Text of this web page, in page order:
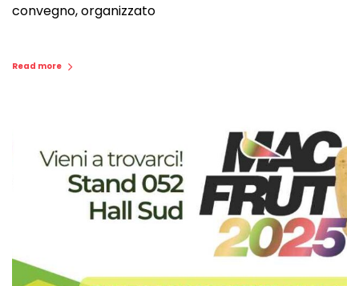
convegno, organizzato
Read more